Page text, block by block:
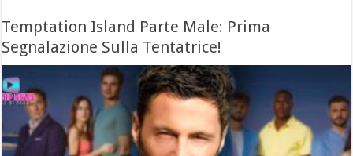
Temptation Island Parte Male: Prima
Segnalazione Sulla Tentatrice!